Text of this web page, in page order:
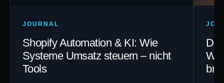
JOURNAL
Shopify Automation & KI: Wie
Systeme Umsatz steuern – nicht
Tools